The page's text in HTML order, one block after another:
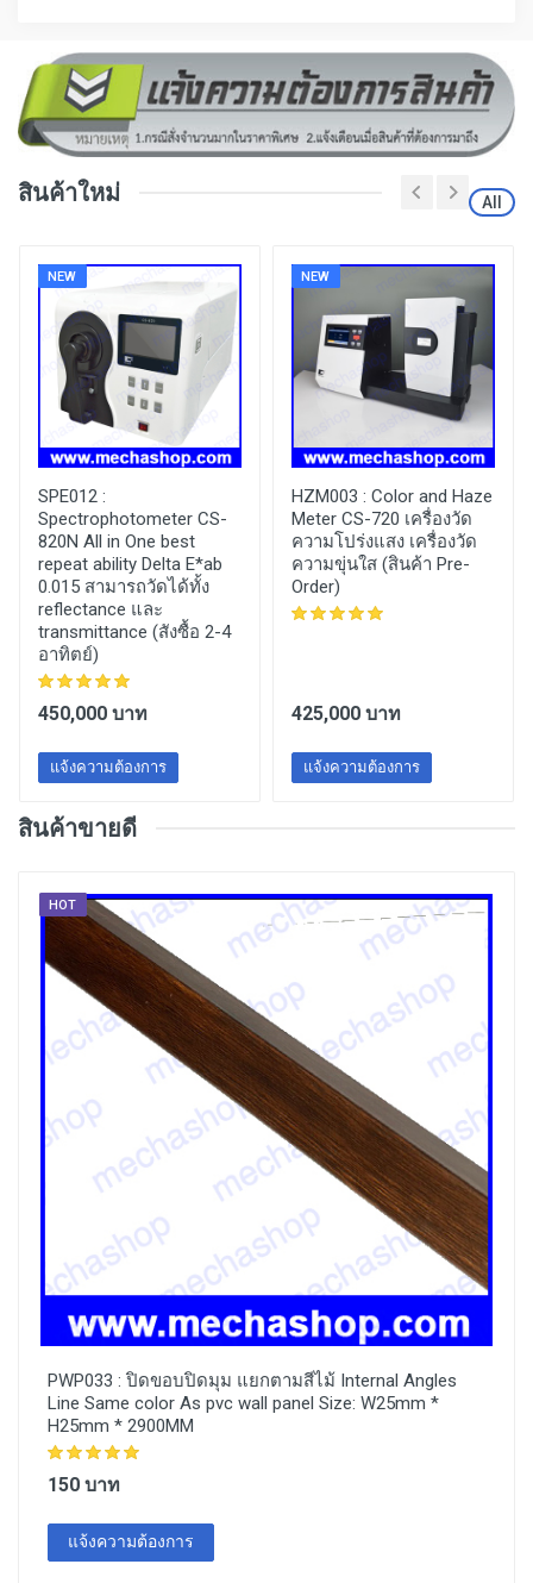
สินค้าใหม่ All
NEW
SPE012 :
Spectrophotometer CS-
820N All in One best
repeat ability Delta E*ab
0.015 สามารถวัดได้ทั้ง
reflectance และ
transmittance (สังซื้อ 2-4
อาทิตย์)
450,000 บาท
แจ้งความต้องการ
NEW
HZM003 : Color and Haze
Meter CS-720 เครื่องวัด
ความโปร่งแสง เครื่องวัด
ความขุ่นใส (สินค้า Pre-
Order)
425,000 บาท
แจ้งความต้องการ
สินค้าขายดี
HOT
PWP033 : ปิดขอบปิดมุม แยกตามสีไม้ Internal Angles
Line Same color As pvc wall panel Size: W25mm *
H25mm * 2900MM
150 บาท
แจ้งความต้องการ